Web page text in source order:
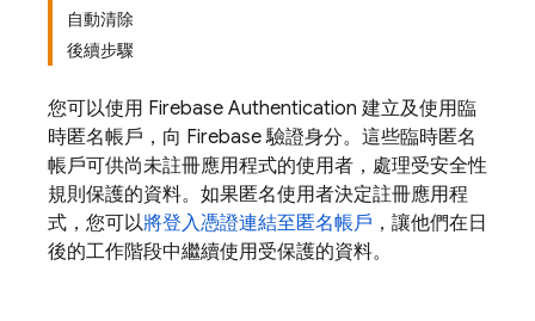
自動清除
後續步驟
您可以使用 Firebase Authentication 建立及使用臨
時匿名帳戶，向 Firebase 驗證身分。這些臨時匿名
帳戶可供尚未註冊應用程式的使用者，處理受安全性
規則保護的資料。如果匿名使用者決定註冊應用程
式，您可以將登入憑證連結至匿名帳戶 ，讓他們在日
後的工作階段中繼續使用受保護的資料。